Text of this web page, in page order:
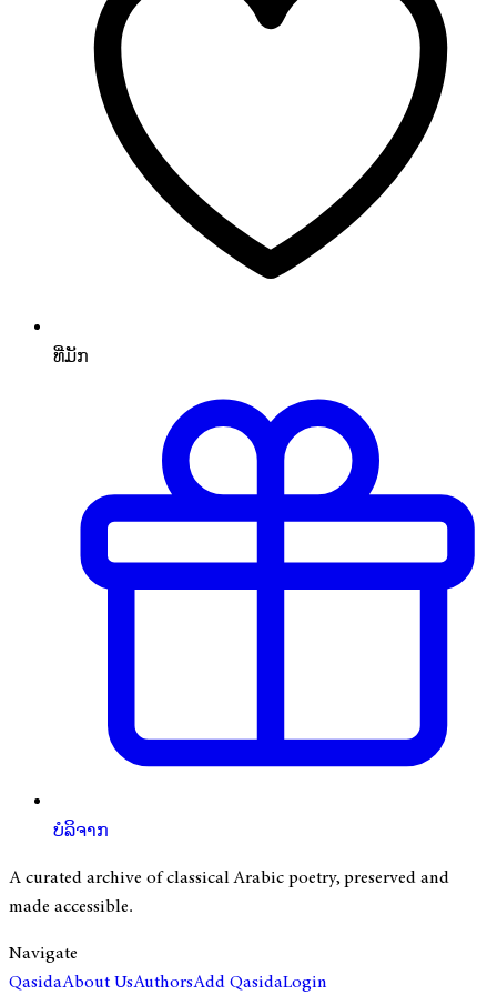
ທີ່ມັກ
ບໍລິຈາກ
A curated archive of classical Arabic poetry, preserved and
made accessible.
Navigate
QasidaAbout UsAuthorsAdd QasidaLogin